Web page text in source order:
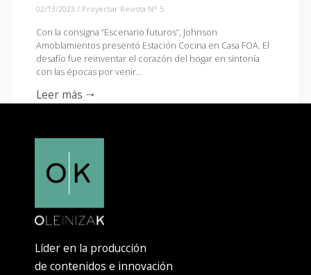
02/13/2023 / Proyectar Revista N° 5
Con la consigna “Escenario futuros”, Johnson
Amoblamientos presentó Estación Cocina en Casa FOA. El
desafío fue reinventar el corazón del hogar en sintonía
con las épocas por venir...
Leer más 🠒
Líder en la producción
de contenidos e innovación